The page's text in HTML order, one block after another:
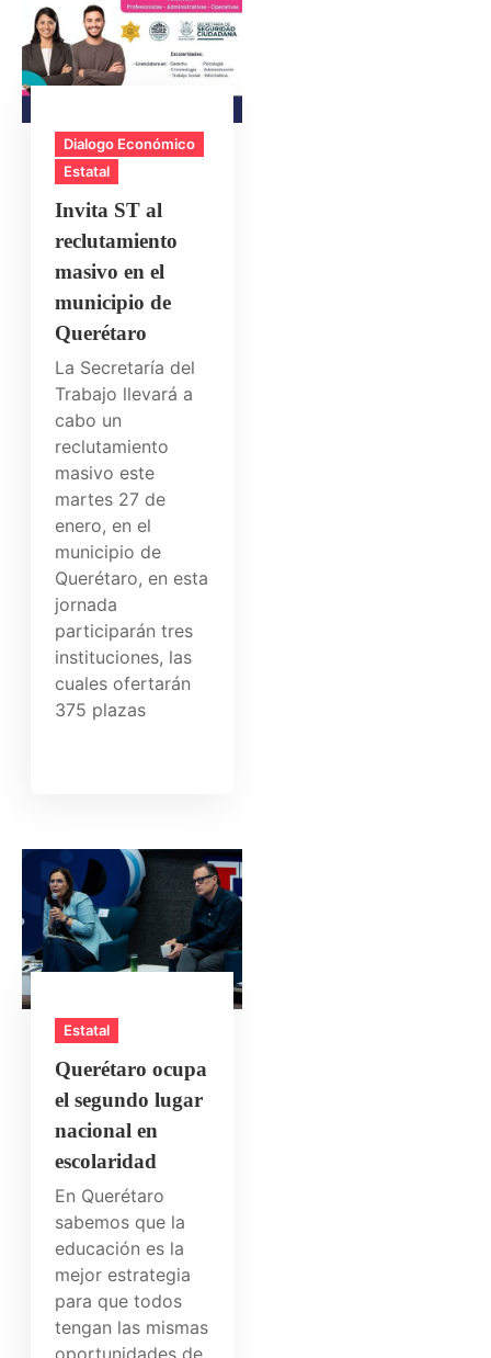
Dialogo Económico
Estatal
Invita ST al
reclutamiento
masivo en el
municipio de
Querétaro
La Secretaría del
Trabajo llevará a
cabo un
reclutamiento
masivo este
martes 27 de
enero, en el
municipio de
Querétaro, en esta
jornada
participarán tres
instituciones, las
cuales ofertarán
375 plazas
Estatal
Querétaro ocupa
el segundo lugar
nacional en
escolaridad
En Querétaro
sabemos que la
educación es la
mejor estrategia
para que todos
tengan las mismas
oportunidades de